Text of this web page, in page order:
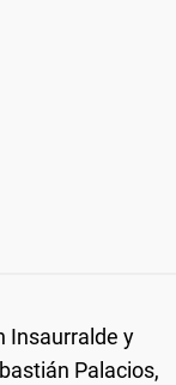
Insaurralde y
Palacios,